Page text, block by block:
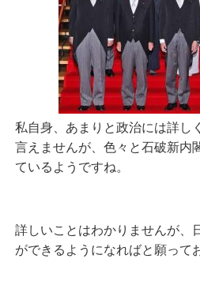
私自身、あまりと政治には詳し
言えませんが、色々と石破新内
ているようですね。
詳しいことはわかりませんが、
ができるようになればと願って